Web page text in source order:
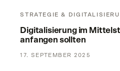
STRATEGIE &
Digitalisierung im
anfangen sollten
17. SEPTEMBER 2025